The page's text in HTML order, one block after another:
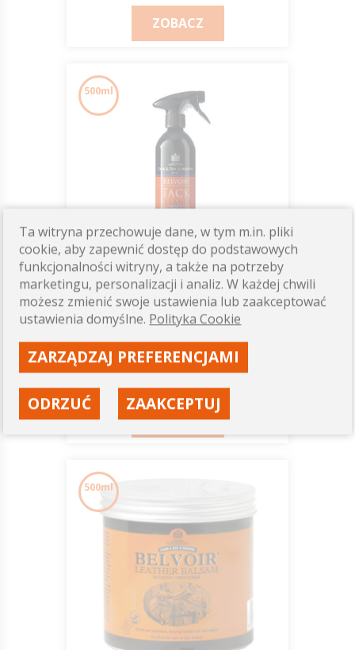
ZOBACZ
500ml
BELVOIR "Step 1" , spray
do czyszczenia skóry 500ml
C&D&M
65,00 zł
Dostępność: ostatnie sztuki
ZOBACZ
500ml
Ta witryna przechowuje dane, w tym m.in. pliki
cookie, aby zapewnić dostęp do podstawowych
funkcjonalności witryny, a także na potrzeby
marketingu, personalizacji i analiz. W każdej chwili
możesz zmienić swoje ustawienia lub zaakceptować
ustawienia domyślne. Polityka Cookie
ZARZĄDZAJ PREFERENCJAMI
ODRZUĆ ZAAKCEPTUJ